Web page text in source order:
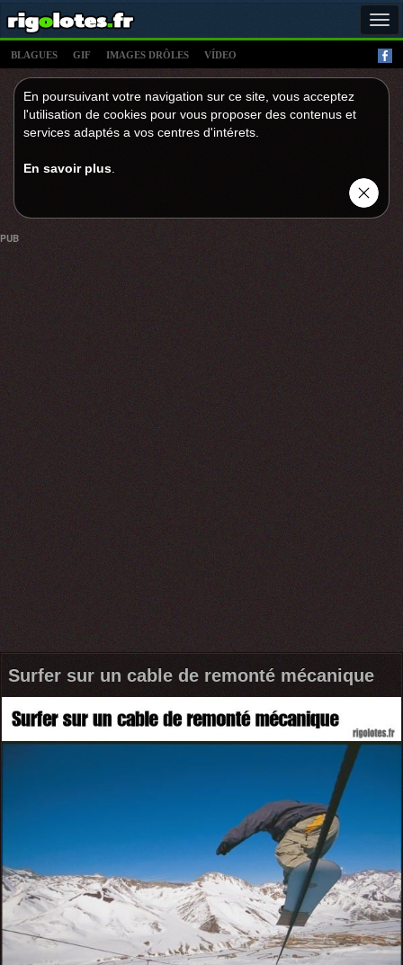
BLAGUES GIF IMAGES DRÔLES VÍDEO
En poursuivant votre navigation sur ce site, vous acceptez
l'utilisation de cookies pour vous proposer des contenus et
services adaptés a vos centres d'intérets.
En savoir plus
PUB
Surfer sur un cable de remonté mécanique